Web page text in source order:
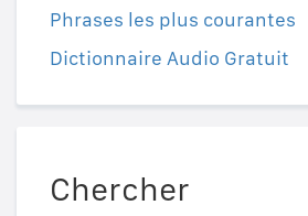
Phrases les plus courantes
Dictionnaire Audio Gratuit
Chercher